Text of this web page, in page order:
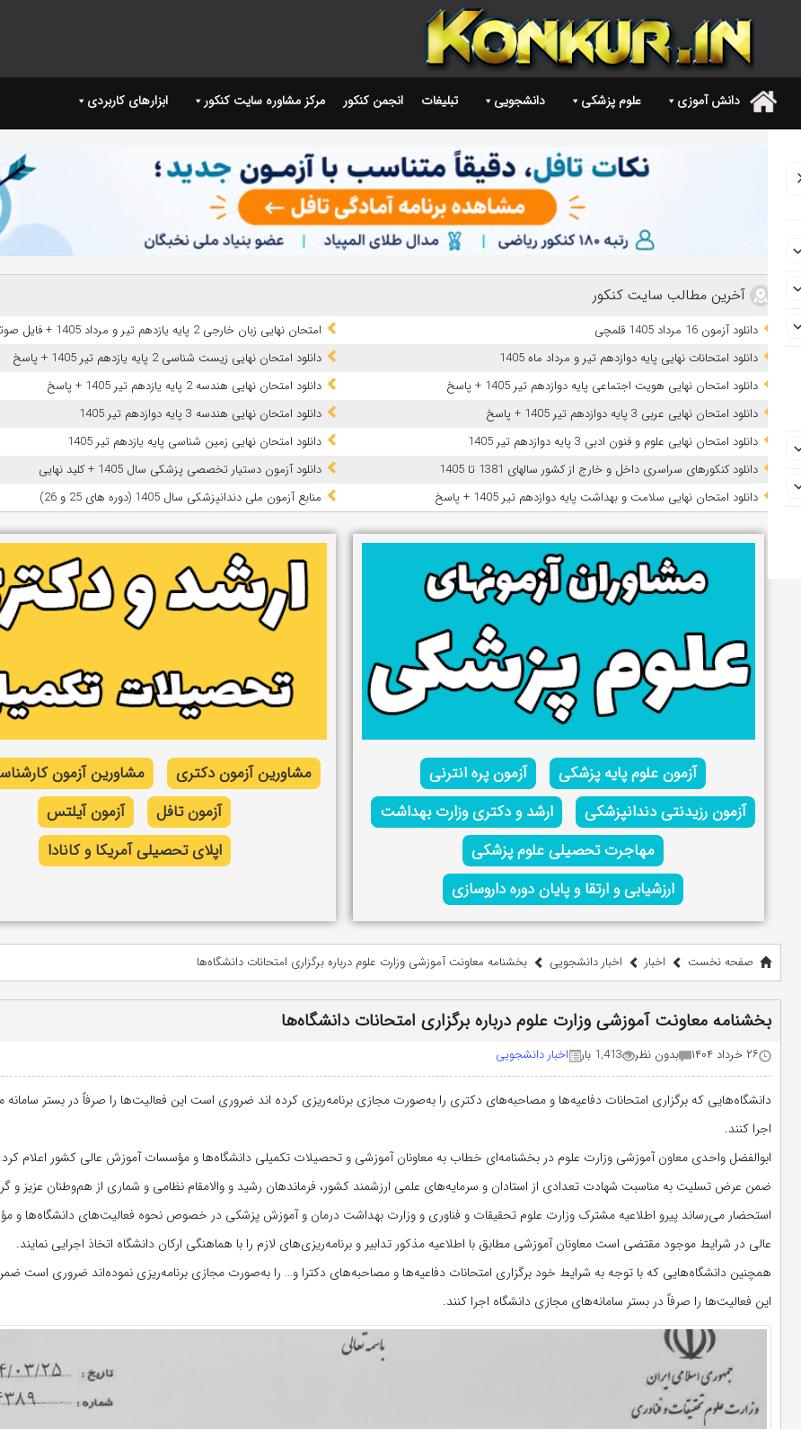
. دانش آموزی علوم پزشکی دانشجویی تبلیغات انجمن کنکور مرکز مشاوره سایت کنکور ابزارهای کاربردی
آخرین مطالب سایت کنکور
دانلود آزمون 16 مرداد 1405 قلمچی
امتحان نهایی زبان خارجی 2 پایه یازدهم تیر و مرداد 1405 + فایل صوتی
دانلود امتحانات نهایی پایه دوازدهم تیر و مرداد ماه 1405
دانلود امتحان نهایی زیست شناسی 2 پایه یازدهم تیر 1405 + پاسخ
دانلود امتحان نهایی هویت اجتماعی پایه دوازدهم تیر 1405 + پاسخ
دانلود امتحان نهایی هندسه 2 پایه یازدهم تیر 1405 + پاسخ
دانلود امتحان نهایی عربی 3 پایه دوازدهم تیر 1405 + پاسخ
دانلود امتحان نهایی هندسه 3 پایه دوازدهم تیر 1405
دانلود امتحان نهایی علوم و فنون ادبی 3 پایه دوازدهم تیر 1405
دانلود امتحان نهایی زمین شناسی پایه یازدهم تیر 1405
دانلود کنکورهای سراسری داخل و خارج از کشور سالهای 1381 تا 1405
دانلود آزمون دستیار تخصصی پزشکی سال 1405 + کلید نهایی
دانلود امتحان نهایی سلامت و بهداشت پایه دوازدهم تیر 1405 + پاسخ
ﻣﻨﺎﺑﻊ آزﻣﻮن ﻣﻠﯽ دندانپزشکی سال 1405 (دوره های 25 و 26)
آزمون علوم پایه پزشکی
آزمون پره انترنی
آزمون رزیدنتی دندانپزشکی
ارشد و دکتری وزارت بهداشت
مهاجرت تحصیلی علوم پزشکی
ارزشیابی و ارتقا و پایان دوره داروسازی
مشاورین آزمون دکتری
مشاورین آزمون
آزمون تافل
آزمون آیلتس
اپلای تحصیلی آمریکا و کانادا
صفحه نخست اخبار اخبار دانشجویی بخشنامه معاونت آموزشی وزارت علوم درباره برگزاری امتحانات دانشگاه‌ها
بخشنامه معاونت آموزشی وزارت علوم درباره برگزاری امتحانات دانشگاه‌ها
۲۶ خرداد ۱۴۰۴ بدون نظر 1,413 بار اخبار دانشجویی
دانشگاه‌هایی که برگزاری امتحانات دفاعیه‌ها و مصاحبه‌های دکتری را به‌صورت مجازی برنامه‌ریزی کرده اند ضروری است این فعالیت‌ها را صرفاً در بستر سامانه
اجرا کنند.
ابوالفضل واحدی معاون آموزشی وزارت علوم در بخشنامه‌ای خطاب به معاونان آموزشی و تحصیلات تکمیلی دانشگاه‌ها و مؤسسات آموزش عالی کشور اعلام کرد:
ضمن عرض تسلیت به مناسبت شهادت تعدادی از استادان و سرمایه‌های علمی ارزشمند کشور، فرماندهان رشید و والامقام نظامی و شماری از هم‌وطنان عزیز و
استحضار می‌رساند پیرو اطلاعیه مشترک وزارت علوم تحقیقات و فناوری و وزارت بهداشت درمان و آموزش پزشکی در خصوص نحوه فعالیت‌های دانشگاه‌ها و
عالی در شرایط موجود مقتضی است معاونان آموزشی مطابق با اطلاعیه مذکور تدابیر و برنامه‌ریزی‌های لازم را با هماهنگی ارکان دانشگاه اتخاذ اجرایی نمایند.
همچنین دانشگاه‌هایی که با توجه به شرایط خود برگزاری امتحانات دفاعیه‌ها و مصاحبه‌های دکترا و… را به‌صورت مجازی برنامه‌ریزی نموده‌اند ضروری است
این فعالیت‌ها را صرفاً در بستر سامانه‌های مجازی دانشگاه اجرا کنند.